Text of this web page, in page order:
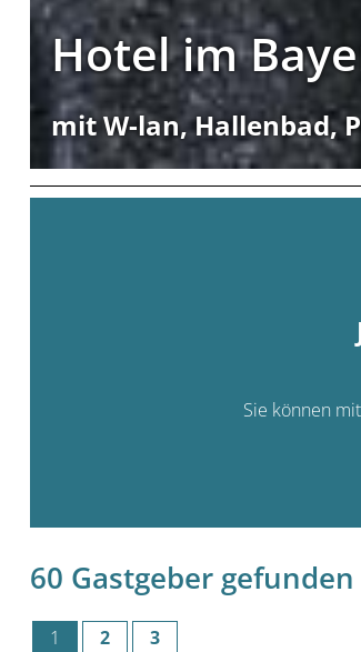
Hotel im
mit W-lan, Hallenbad,
Sie können
60 Gastgeber
1 2 3